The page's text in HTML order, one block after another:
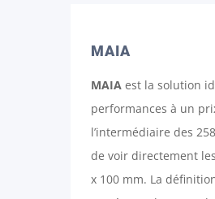
MAIA
MAIA est la solution
performances à un
l’intermédiaire des
de voir directement
x 100 mm. La